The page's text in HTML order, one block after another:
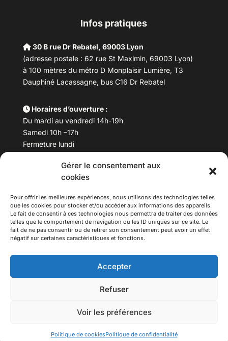
Gérer le consentement aux
cookies
Pour offrir les meilleures expériences, nous utilisons des technologies telles
que les cookies pour stocker et/ou accéder aux informations des appareils.
Le fait de consentir à ces technologies nous permettra de traiter des données
telles que le comportement de navigation ou les ID uniques sur ce site. Le
fait de ne pas consentir ou de retirer son consentement peut avoir un effet
négatif sur certaines caractéristiques et fonctions.
Accepter
Refuser
Voir les préférences
Politique de cookiesPolitique de confidentialité
Infos pratiques
30 B rue Dr Rebatel, 69003 Lyon
(adresse postale : 62 rue St Maximin, 69003 Lyon)
à 100 mètres du métro D Monplaisir Lumière, T3
Dauphiné Lacassagne, bus C16 Dr Rebatel
Horaires d’ouverture :
Du mardi au vendredi 14h-19h
Samedi 10h –17h
Fermeture lundi
Téléphone : 04 78 53 06 40
maisondesculturesasiatiques@asiexpo.com
Tous droits réservés.